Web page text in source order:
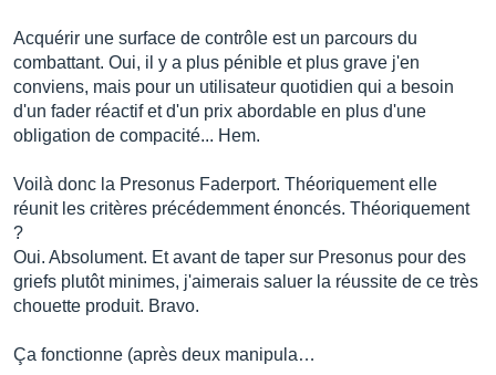
Acquérir une surface de contrôle est un parcours du
combattant. Oui, il y a plus pénible et plus grave j'en
conviens, mais pour un utilisateur quotidien qui a besoin
d'un fader réactif et d'un prix abordable en plus d'une
obligation de compacité... Hem.
Voilà donc la Presonus Faderport. Théoriquement elle
réunit les critères précédemment énoncés. Théoriquement
?
Oui. Absolument. Et avant de taper sur Presonus pour des
griefs plutôt minimes, j'aimerais saluer la réussite de ce très
chouette produit. Bravo.
Ça fonctionne (après deux manipula…